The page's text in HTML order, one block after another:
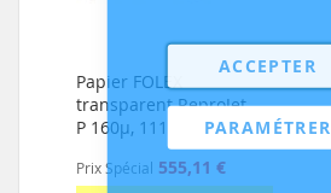
ACCEPTER
PARAMÉTRER
Papier FOLEX
transparent ReproJet
P 160µ, 1118mmx30m
Prix Spécial 555,11 €